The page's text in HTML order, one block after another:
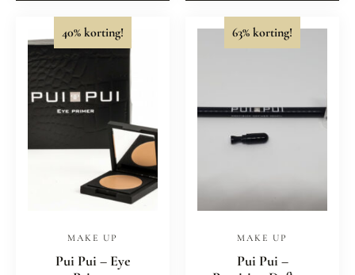
40% korting!
MAKE UP
Pui Pui – Eye
63% korting!
MAKE UP
Pui Pui –